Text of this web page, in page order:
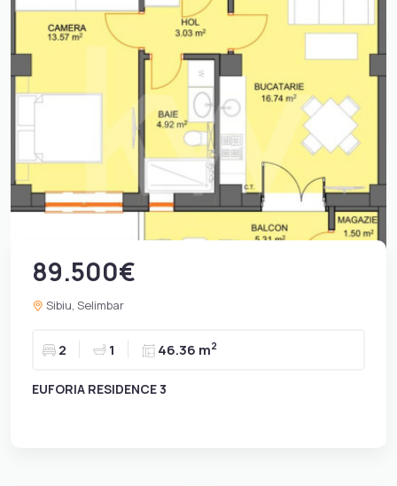
89.500€
Sibiu, Selimbar
2 1 46.36 m2
EUFORIA RESIDENCE 3